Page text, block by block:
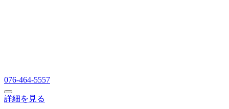
076-464-5557
詳細を見る